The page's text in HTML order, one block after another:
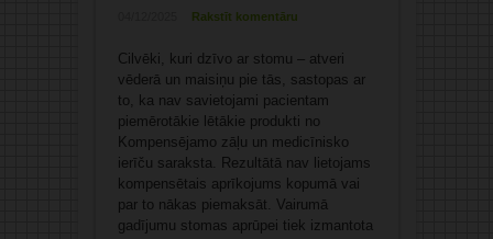
Rakstīt komentāru
Cilvēki, kuri dzīvo ar stomu – atveri
vēderā un maisiņu pie tās, sastopas ar
to, ka nav savietojami pacientam
piemērotākie lētākie produkti no
Kompensējamo zāļu un medicīnisko
ierīču saraksta. Rezultātā nav lietojams
kompensētais aprīkojums kopumā vai
par to nākas piemaksāt. Vairumā
gadījumu stomas aprūpei tiek izmantota